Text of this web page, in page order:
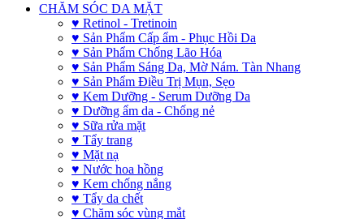
CHĂM SÓC DA MẶT
♥ Retinol - Tretinoin
♥ Sản Phẩm Cấp ẩm - Phục Hồi Da
♥ Sản Phẩm Chống Lão Hóa
♥ Sản Phẩm Sáng Da, Mờ Nám. Tàn Nhang
♥ Sản Phẩm Điều Trị Mụn, Sẹo
♥ Kem Dưỡng - Serum Dưỡng Da
♥ Dưỡng ẩm da - Chống nẻ
♥ Sữa rửa mặt
♥ Tẩy trang
♥ Mặt nạ
♥ Nước hoa hồng
♥ Kem chống nắng
♥ Tẩy da chết
♥ Chăm sóc vùng mắt